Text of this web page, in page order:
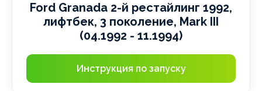
Ford Granada 2-й рестайлинг 1992,
лифтбек, 3 поколение, Mark III
(04.1992 - 11.1994)
Инструкция по запуску